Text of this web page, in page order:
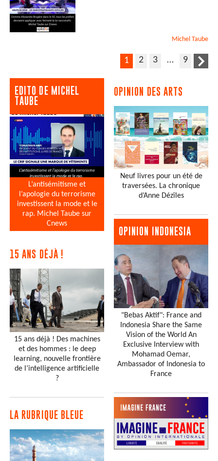
Michel Taube
1 2 3 … 9
EDITO DE MICHEL
TAUBE
L’antisémitisme et
l’apologie du terrorisme
investissent la mode et le
rap. Michel Taube sur
Cnews
15 ANS DÉJÀ !
15 ans déjà ! Des machines
et des hommes : le deep
learning, nouvelle frontière
de l’intelligence artificielle
?
LA RUBRIQUE BLEUE
OPINION DES ARTS
Neuf livres pour un été de
traversées. La chronique
d’Anne Dézîles
OPINION INDONESIA
"Bebas Aktif": France and
Indonesia Share the Same
Vision of the World An
Exclusive Interview with
Mohamad Oemar,
Ambassador of Indonesia to
France